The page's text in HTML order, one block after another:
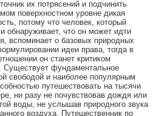
их потрясений и подчинить
поверхностном уровне дикая
потому что человек, который
обнаруживает, что он может идти
вспоминает о базовых природных
идеи права, тогда в
он станет критиком
Существует фундаментальное
свободой и наиболее популярным
путешествовать на тысячи
ни разу не почувствовав дождя или
воды, не услышав природного звука
воздуха. Путешественник по